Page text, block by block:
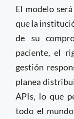
El modelo
que la
de su
paciente, el
gestión
planea
APIs, lo que
todo el mundo